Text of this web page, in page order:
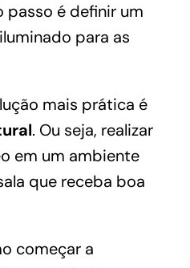
passo é definir um
para as
mais prática é
. Ou seja, realizar
em um ambiente
que receba boa